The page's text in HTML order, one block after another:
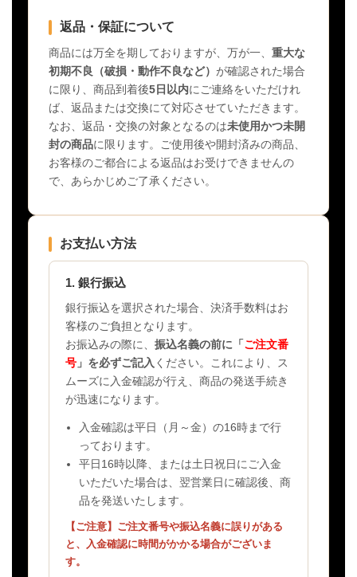
返品・保証について
商品には万全を期しておりますが、万が一、 重大な
初期不良（破損・動作不良など） が確認された場合
に限り、商品到着後5日以内にご連絡をいただけれ
ば、返品または交換にて対応させていただきます。
なお、返品・交換の対象となるのは未使用かつ未開
封の商品に限ります。ご使用後や開封済みの商品、
お客様のご都合による返品はお受けできませんの
で、あらかじめご了承ください。
お支払い方法
1. 銀行振込
銀行振込を選択された場合、決済手数料はお
客様のご負担となります。
お振込みの際に、 振込名義の前に「 ご注文番
号 」を必ずご記入 ください。これにより、ス
ムーズに入金確認が行え、商品の発送手続き
が迅速になります。
入金確認は平日（月～金）の16時まで行
っております。
平日16時以降、または土日祝日にご入金
いただいた場合は、翌営業日に確認後、商
品を発送いたします。
【ご注意】ご注文番号や振込名義に誤りがある
と、入金確認に時間がかかる場合がございま
す。